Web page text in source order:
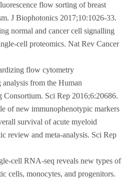
flow sorting of breast
J Biophotonics 2017;10:1026-33.
normal and cancer cell signalling
cell proteomics. Nat Rev Cancer
flow cytometry
from the Human
Consortium. Sci Rep 2016;6:20686.
of new immunophenotypic markers
survival of acute myeloid
review and meta-analysis. Sci Rep
cell RNA-seq reveals new types of
cells, monocytes, and progenitors.